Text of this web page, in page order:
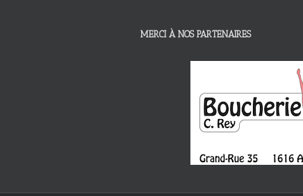
MERCI À NOS PARTENAIRES